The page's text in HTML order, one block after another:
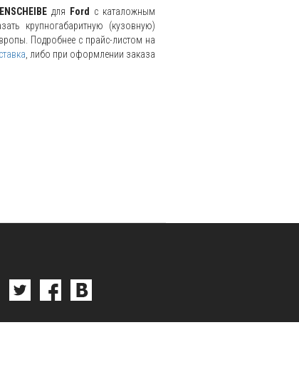
для Ford
с каталожным
крупногабаритную (кузовную)
Подробнее с прайс-листом на
, либо при оформлении заказа